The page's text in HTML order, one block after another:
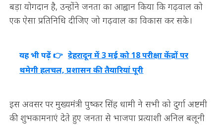
बड़ा योगदान है, उन्होंने जनता का आह्वान किया कि गढ़वाल को
एक ऐसा प्रतिनिधि दीजिए जो गढ़वाल का विकास कर सके।
यह भी पढ़ें 👉 देहरादून में 3 मई को 18 परीक्षा केंद्रों पर
थमेगी हलचल, प्रशासन की तैयारियां पूरी
इस अवसर पर मुख्यमंत्री पुष्कर सिंह धामी ने सभी को दुर्गा अष्टमी
की शुभकामनाएं देते हुए जनता से भाजपा प्रत्याशी अनिल बलूनी